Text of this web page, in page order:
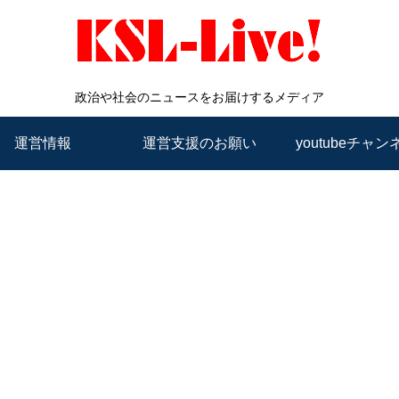
政治や社会のニュースをお届けするメディア
運営情報 運営支援のお願い youtubeチャン